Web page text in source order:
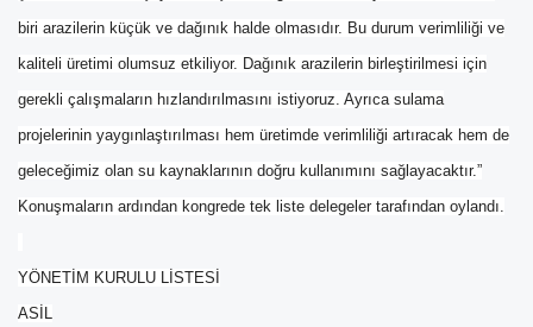
biri arazilerin küçük ve dağınık halde olmasıdır. Bu durum verimliliği ve
kaliteli üretimi olumsuz etkiliyor. Dağınık arazilerin birleştirilmesi için
gerekli çalışmaların hızlandırılmasını istiyoruz. Ayrıca sulama
projelerinin yaygınlaştırılması hem üretimde verimliliği artıracak hem de
geleceğimiz olan su kaynaklarının doğru kullanımını sağlayacaktır.”
Konuşmaların ardından kongrede tek liste delegeler tarafından oylandı.
YÖNETİM KURULU LİSTESİ
ASİL